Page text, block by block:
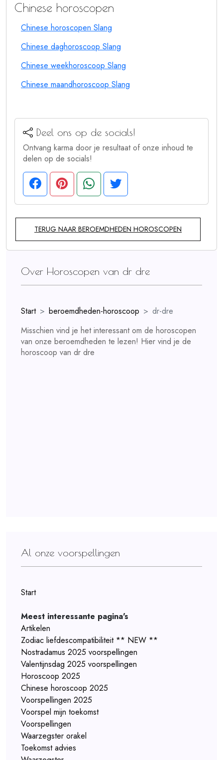
Chinese horoscopen
Chinese horoscopen Slang
Chinese daghoroscoop Slang
Chinese weekhoroscoop Slang
Chinese maandhoroscoop Slang
Deel ons op de socials!
Ontvang karma door je resultaat of onze inhoud te
delen op de socials!
TERUG NAAR BEROEMDHEDEN HOROSCOPEN
Over Horoscopen van dr dre
Start beroemdheden-horoscoop
dr-dre
Misschien vind je het interessant om de horoscopen
van onze beroemdheden te lezen! Hier vind je de
horoscoop van dr dre
Al onze voorspellingen
Start
Meest interessante pagina's
Artikelen
Zodiac liefdescompatibiliteit ** NEW **
Nostradamus 2025 voorspellingen
Valentijnsdag 2025 voorspellingen
Horoscoop 2025
Chinese horoscoop 2025
Voorspellingen 2025
Voorspel mijn toekomst
Voorspellingen
Waarzegster orakel
Toekomst advies